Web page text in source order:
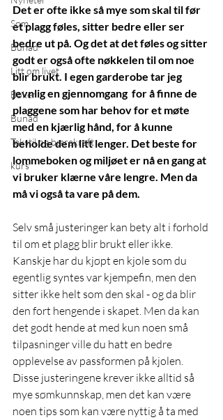
Søm
Bunad
Litt om livet
Bøker
Bunad
Tekstil og bærekraft
kurs
Det er ofte ikke så mye som skal til før
et plagg føles, sitter bedre eller ser
bedre ut på. Og det at det føles og sitter
godt er også ofte nøkkelen til om noe
blir brukt. I egen garderobe tar jeg
jevnlig en gjennomgang  for å finne de
plaggene som har behov for et møte
med en kjærlig hånd, for å kunne
beholde dem litt lenger. Det beste for
lommeboken og miljøet er nå en gang at
vi bruker klærne våre lengre. Men da
må vi også ta vare på dem.
Selv små justeringer kan bety alt i forhold
til om et plagg blir brukt eller ikke.
Kanskje har du kjøpt en kjole som du
egentlig syntes var kjempefin, men den
sitter ikke helt som den skal - og da blir
den fort hengende i skapet. Men da kan
det godt hende at med kun noen små
tilpasninger ville du hatt en bedre
opplevelse av passformen på kjolen.
Disse justeringene krever ikke alltid så
mye sømkunnskap, men det kan være
noen tips som kan være nyttig å ta med